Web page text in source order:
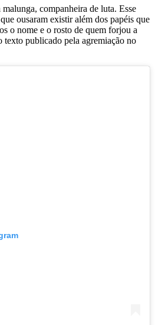
companheira de luta. Esse
ousaram existir além dos papéis que
o nome e o rosto de quem forjou a
texto publicado pela agremiação no